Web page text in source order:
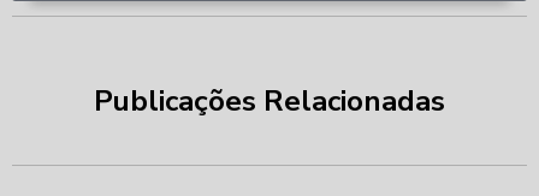
Publicações Relacionadas